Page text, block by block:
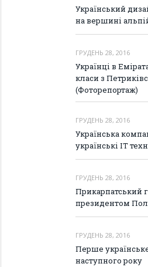
Український
на вершині
ГРУДЕНЬ 28, 2016
Українці в
класи з
(Фоторепортаж)
ГРУДЕНЬ 28, 2016
Українська
українські IT
ГРУДЕНЬ 28, 2016
Прикарпатський
президентом
ГРУДЕНЬ 28, 2016
Перше
наступного року